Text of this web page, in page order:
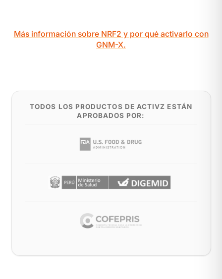
Más información sobre NRF2 y por qué activarlo con
GNM-X.
TODOS LOS PRODUCTOS DE ACTIVZ ESTÁN
APROBADOS POR: